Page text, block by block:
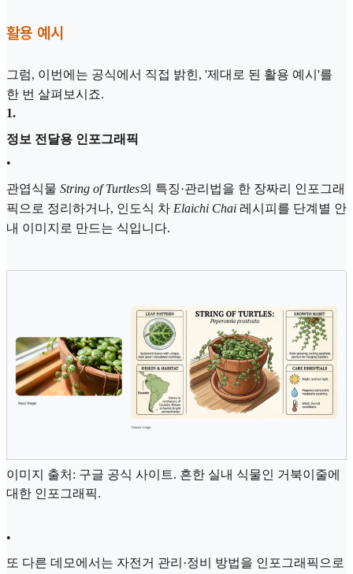
활용 예시
그럼, 이번에는 공식에서 직접 밝힌, '제대로 된 활용 예시'를
한 번 살펴보시죠.
1.
정보 전달용 인포그래픽
•
관엽식물 String of Turtles의 특징·관리법을 한 장짜리 인포그래
픽으로 정리하거나, 인도식 차 Elaichi Chai 레시피를 단계별 안
내 이미지로 만드는 식입니다.
이미지 출처: 구글 공식 사이트. 흔한 실내 식물인 거북이줄에
대한 인포그래픽.
•
또 다른 데모에서는 자전거 관리·정비 방법을 인포그래픽으로